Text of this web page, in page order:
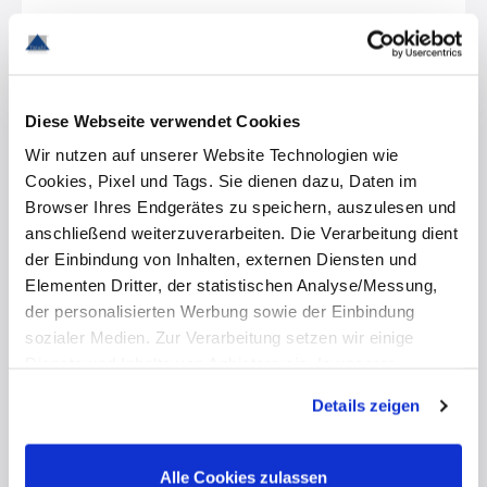
Diese Webseite verwendet Cookies
Wir nutzen auf unserer Website Technologien wie
Cookies, Pixel und Tags. Sie dienen dazu, Daten im
Browser Ihres Endgerätes zu speichern, auszulesen und
anschließend weiterzuverarbeiten. Die Verarbeitung dient
der Einbindung von Inhalten, externen Diensten und
Elementen Dritter, der statistischen Analyse/Messung,
der personalisierten Werbung sowie der Einbindung
sozialer Medien. Zur Verarbeitung setzen wir einige
Datenübermittlungen in Länder, die nicht Bestandteil des
EWR sind. Ohne Ihre Einwilligung dürfen wir nur die
Cookies und andere Technologien auf Ihren Endgeräten
Details zeigen
Alle Cookies zulassen
Funkfernsteuerung
Herunterladen
Funkfernsteuerung
Gebrauchsanweisung